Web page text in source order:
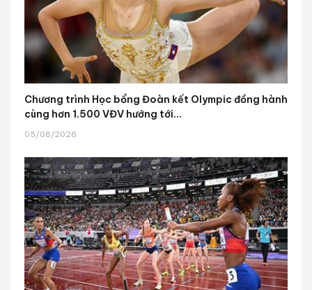
Chương trình Học bổng Đoàn kết Olympic đồng hành
cùng hơn 1.500 VĐV hướng tới...
05/08/2026